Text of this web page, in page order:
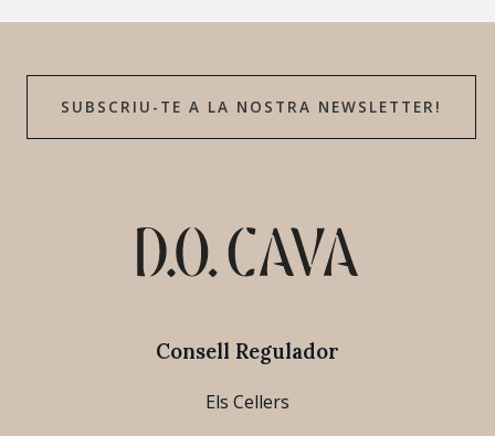
SUBSCRIU-TE A LA NOSTRA NEWSLETTER!
Consell Regulador
Els Cellers